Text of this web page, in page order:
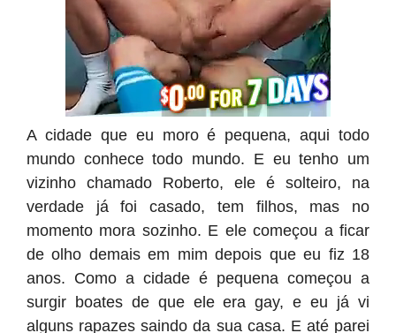
A cidade que eu moro é pequena, aqui todo
mundo conhece todo mundo. E eu tenho um
vizinho chamado Roberto, ele é solteiro, na
verdade já foi casado, tem filhos, mas no
momento mora sozinho. E ele começou a ficar
de olho demais em mim depois que eu fiz 18
anos. Como a cidade é pequena começou a
surgir boates de que ele era gay, e eu já vi
alguns rapazes saindo da sua casa. E até parei